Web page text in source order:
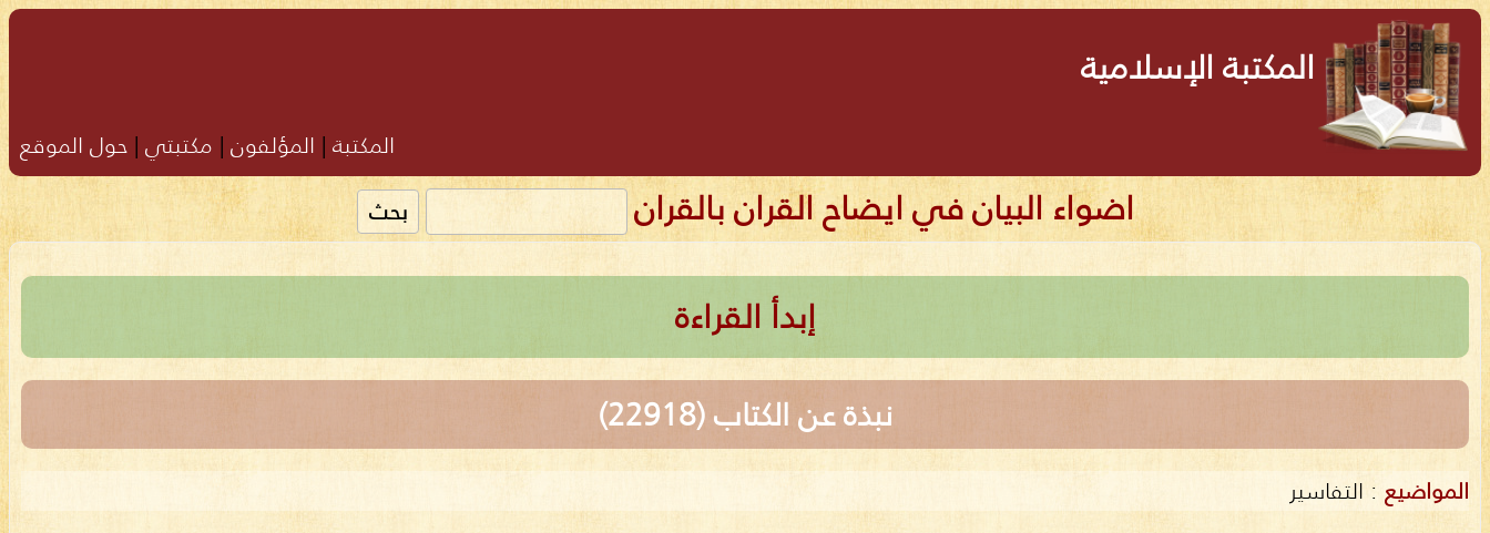
المكتبة الإسلامية
المكتبة | المؤلفون | مكتبتي | حول الموقع
اضواء البيان في ايضاح القران بالقران
إبدأ القراءة
نبذة عن الكتاب (22918)
المواضيع : التفاسير